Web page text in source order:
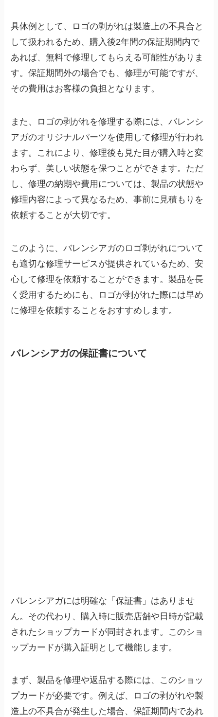
具体例として、ロゴの剥がれは製造上の不具合と
して扱われるため、購入後2年間の保証期間内で
あれば、無料で修理してもらえる可能性がありま
す。保証期間外の場合でも、修理が可能ですが、
その費用はお客様の負担となります。
また、ロゴの剥がれを修理する際には、バレンシ
アガのオリジナルパーツを使用して修理が行われ
ます。これにより、修理後も見た目が購入時と変
わらず、美しい状態を保つことができます。ただ
し、修理の納期や費用については、製品の状態や
修理内容によって異なるため、事前に見積もりを
依頼することが大切です。
このように、バレンシアガのロゴ剥がれについて
も適切な修理サービスが提供されているため、安
心して修理を依頼することができます。製品を長
く愛用するためにも、ロゴが剥がれた際には早め
に修理を依頼することをおすすめします。
バレンシアガの保証書について
バレンシアガには明確な「保証書」はありませ
ん。その代わり、 購入時に販売店舗や日時が記載
されたショップカードが同封されます。このショ
ップカードが購入証明として機能します。
まず、製品を修理や返品する際には、このショッ
プカードが必要です。例えば、ロゴの剥がれや製
造上の不具合が発生した場合、保証期間内であれ